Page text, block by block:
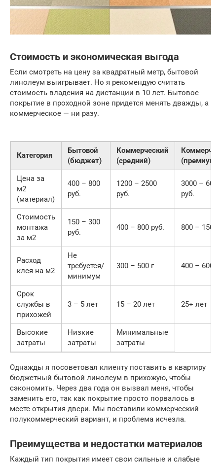
Стоимость и экономическая выгода
Если смотреть на цену за квадратный метр, бытовой
линолеум выигрывает. Но я рекомендую считать
стоимость владения на дистанции в 10 лет. Бытовое
покрытие в проходной зоне придется менять дважды, а
коммерческое — ни разу.
Категория
Бытовой
(бюджет)
Коммерческий
(средний)
(премиум)
Цена за
м2
(материал)
400 – 800
руб.
1200 – 2500
руб.
3000 – 6000
руб.
Стоимость
монтажа
за м2
150 – 300
руб.
400 – 800 руб. 800 – 1500
Расход
клея на м2
Не
требуется/
минимум
300 – 500 г 400 – 600 г
Срок
службы в
прихожей
3 – 5 лет 15 – 20 лет 25+ лет
Высокие
затраты
Низкие
затраты
Минимальные
затраты
Однажды я посоветовал клиенту поставить в квартиру
бюджетный бытовой линолеум в прихожую, чтобы
сэкономить. Через два года он вызвал меня, чтобы
заменить его, так как покрытие просто порвалось в
месте открытия двери. Мы поставили коммерческий
полукоммерческий вариант, и проблема исчезла.
Преимущества и недостатки материалов
Каждый тип покрытия имеет свои сильные и слабые